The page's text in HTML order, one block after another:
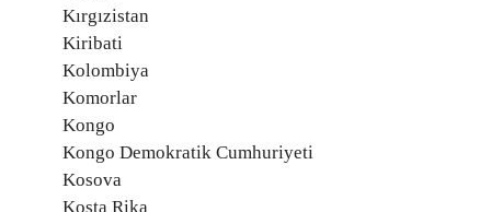
Kırgızistan
Kiribati
Kolombiya
Komorlar
Kongo
Kongo Demokratik Cumhuriyeti
Kosova
Kosta Rika